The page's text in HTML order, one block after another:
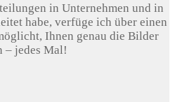
in Unternehmen und in
habe, verfüge ich über einen
Ihnen genau die Bilder
– jedes Mal!